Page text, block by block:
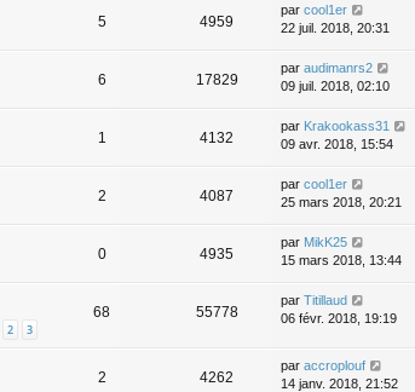
5 4959
par cool1er
22 juil. 2018, 20:31
6 17829
par audimanrs2
09 juil. 2018, 02:10
1 4132
par Krakookass31
09 avr. 2018, 15:54
2 4087
par cool1er
25 mars 2018, 20:21
0 4935
par MikK25
15 mars 2018, 13:44
2 3
68 55778
par Titillaud
06 févr. 2018, 19:19
2 4262
par accroplouf
14 janv. 2018, 21:52